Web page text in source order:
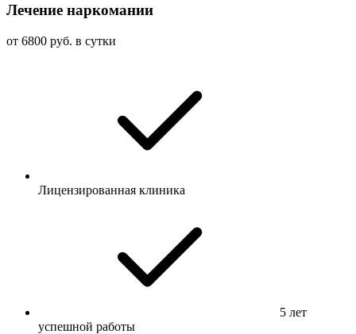
Лечение наркомании
от 6800 руб. в сутки
Лицензированная клиника
5 лет
успешной работы